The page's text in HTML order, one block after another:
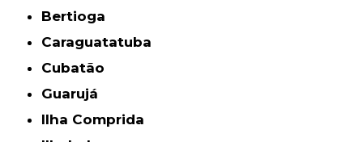
Bertioga
Caraguatatuba
Cubatão
Guarujá
Ilha Comprida